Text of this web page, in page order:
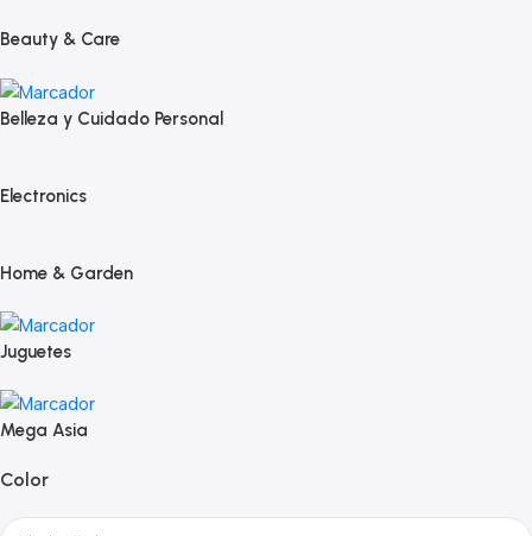
Beauty & Care
Belleza y Cuidado Personal
Electronics
Home & Garden
Juguetes
Mega Asia
Color